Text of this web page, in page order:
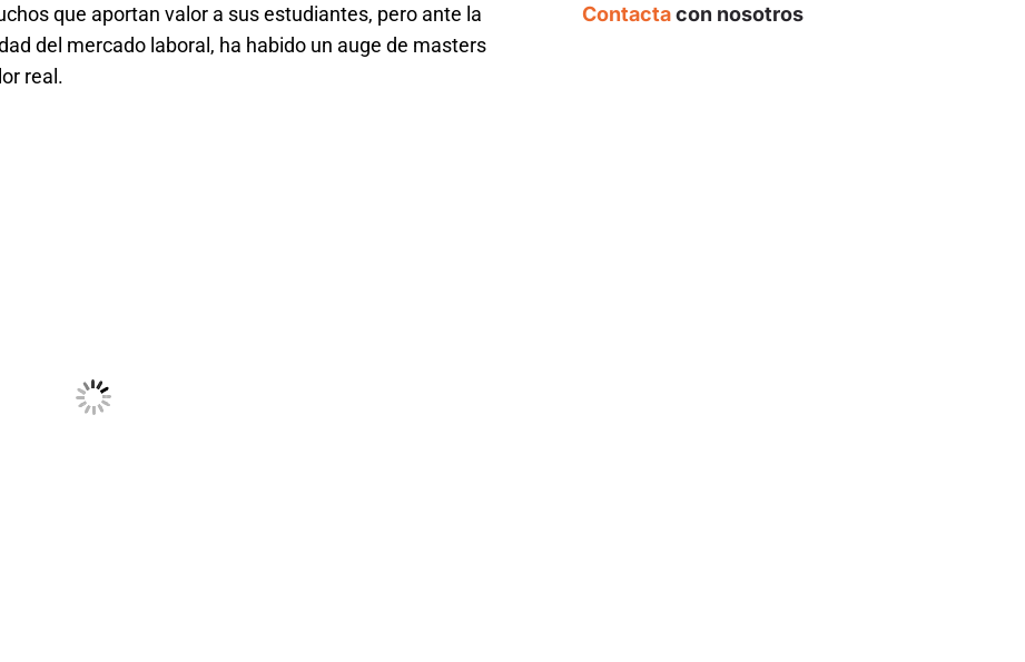
que aportan valor a sus estudiantes, pero ante la
del mercado laboral, ha habido un auge de masters
real.
Contactacon nosotros